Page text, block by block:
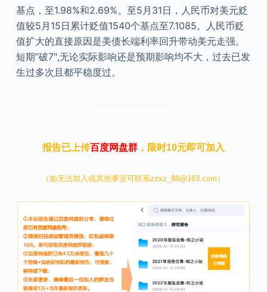
基点，至1.98%和2.69%。至5月31日，人民币对美元贬
值较5月15日累计贬值1540个基点至7.1085。人民币贬
值扩大的直接原因是美债长端利率回升带动美元走强。
短期”破7″,无论实际影响还是预期影响均不大，过去已发
生过多次且都平稳度过。
报告已上传百度网盘群，限时10元即可加入
（如无法加入或其他事宜可联系zzxz_88@163.com）